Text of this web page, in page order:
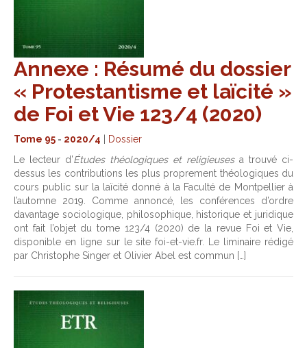
Annexe : Résumé du dossier
« Protestantisme et laïcité »
de Foi et Vie 123/4 (2020)
Tome 95 - 2020/4
Dossier
Le lecteur d’Études théologiques et religieusesa trouvé ci-
dessus les contributions les plus proprement théologiques du
cours public sur la laïcité donné à la Faculté de Montpellier à
l’automne 2019. Comme annoncé, les conférences d’ordre
davantage sociologique, philosophique, historique et juridique
ont fait l’objet du tome 123/4 (2020) de la revue Foi et Vie,
disponible en ligne sur le site foi-et-vie.fr. Le liminaire rédigé
par Christophe Singer et Olivier Abel est commun […]